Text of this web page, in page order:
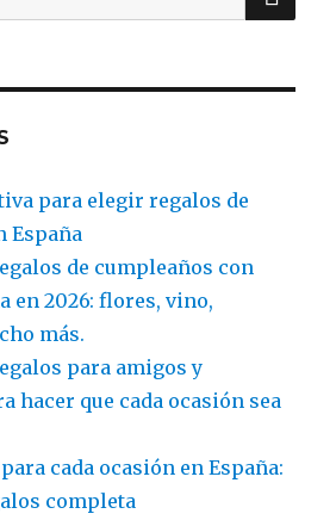
para elegir regalos de
España
de cumpleaños con
en 2026: flores, vino,
más.
para amigos y
hacer que cada ocasión sea
cada ocasión en España:
completa